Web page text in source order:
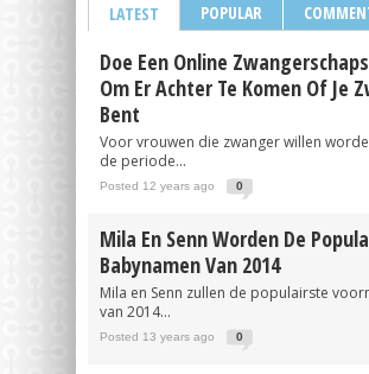
LATEST POPULAR
Doe Een Online
Om Er Achter Te Komen Of Je
Bent
Voor vrouwen die zwanger willen
de periode...
Posted 12 years ago 0
Mila En Senn Worden De
Babynamen Van 2014
Mila en Senn zullen de populairste
van 2014...
Posted 13 years ago 0